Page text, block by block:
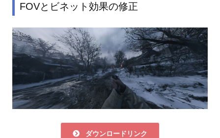
FOVとビネット効果の修正
ダウンロードリンク